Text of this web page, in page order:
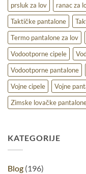
prsluk za lov
ranac za
Taktičke pantalone
Termo pantalone za lov
Vodootporne cipele
Vodootporne pantalone
Vojne cipele
Vojne
Zimske lovačke
KATEGORIJE
Blog (196)